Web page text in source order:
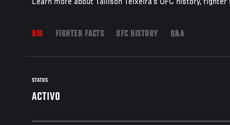
Learn more about Tallison Teixeira's UFC history, fighter
BIO FIGHTER FACTS UFC HISTORY Q&A
STATUS
ACTIVO